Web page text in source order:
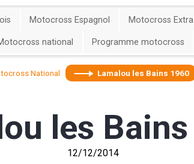
Motocross Espagnol Motocross
national Programme motocross
National Lamalou les Bains 1960
les
12/12/2014